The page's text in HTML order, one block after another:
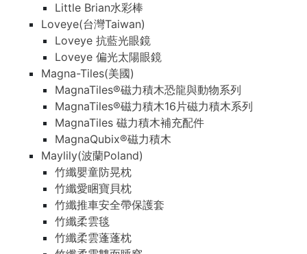
Little Brian水彩棒
Loveye(台灣Taiwan)
Loveye 抗藍光眼鏡
Loveye 偏光太陽眼鏡
Magna-Tiles(美國)
MagnaTiles®磁力積木恐龍與動物系列
MagnaTiles®磁力積木16片磁力積木系列
MagnaTiles 磁力積木補充配件
MagnaQubix®磁力積木
Maylily(波蘭Poland)
竹纖嬰童防晃枕
竹纖愛睏寶貝枕
竹纖推車安全帶保護套
竹纖柔雲毯
竹纖柔雲蓬蓬枕